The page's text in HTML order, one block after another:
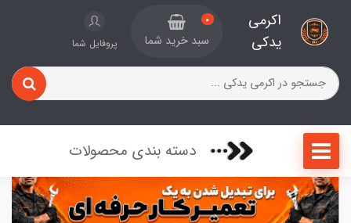
اکرمی
یدکی
0
سبد خرید شما پروفایل شما
دسته بندی محصولات